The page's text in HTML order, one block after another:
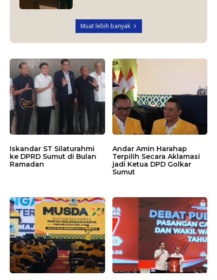
Muat lebih banyak
Iskandar ST Silaturahmi
ke DPRD Sumut di Bulan
Ramadan
Andar Amin Harahap
Terpilih Secara Aklamasi
jadi Ketua DPD Golkar
Sumut